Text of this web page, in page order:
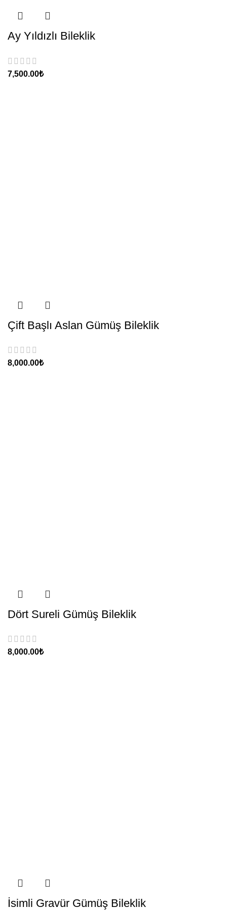
Ay Yıldızlı Bileklik
₺
Çift Başlı Aslan Gümüş Bileklik
₺
Dört Sureli Gümüş Bileklik
₺
İsimli Gravür Gümüş Bileklik